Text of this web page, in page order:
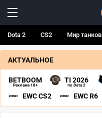
Dota 2 CS2 Мир танков
АКТУАЛЬНОЕ
BETBOOM
Реклама 18+
TI 2026
по Dota 2
EWC CS2 EWC R6